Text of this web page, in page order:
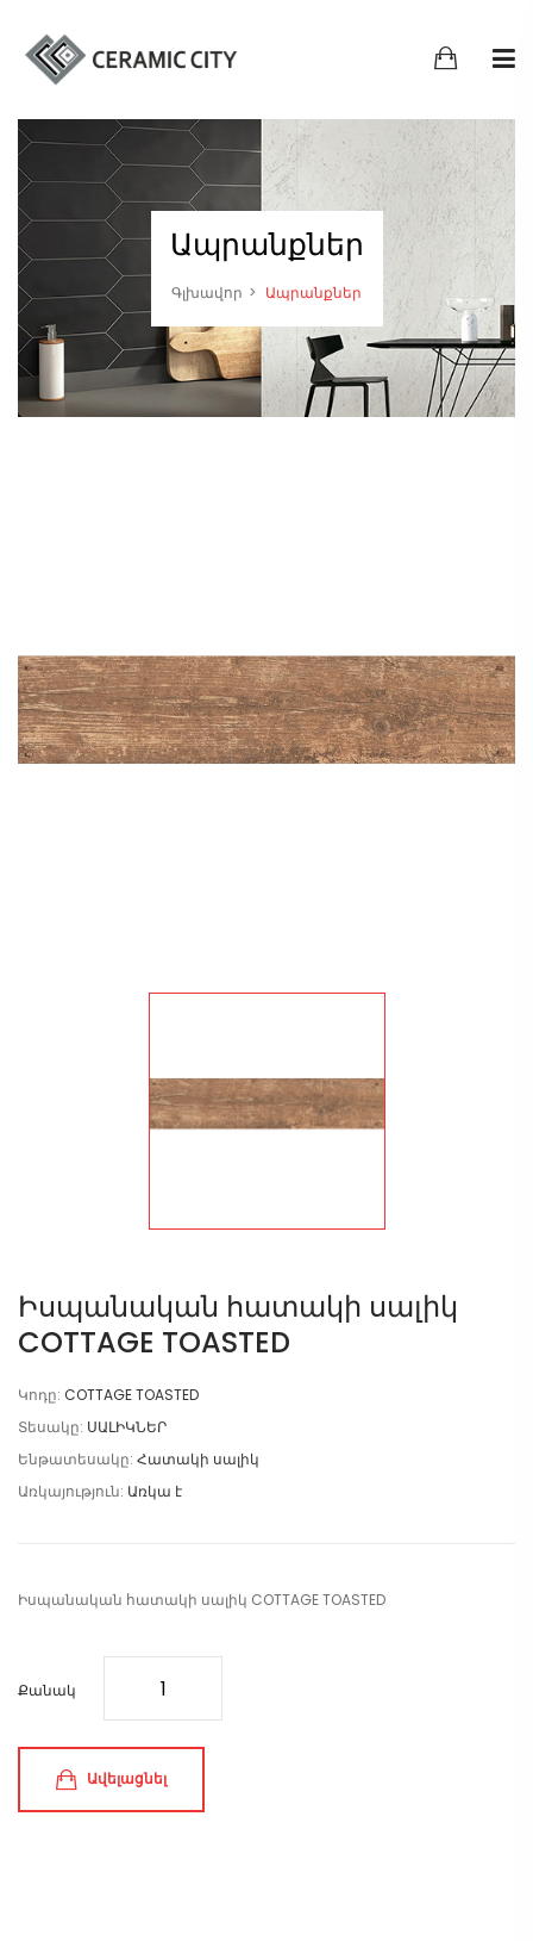
Ապրանքներ
Գլխավոր Ապրանքներ
Իսպանական հատակի սալիկ
COTTAGE TOASTED
Կոդը: COTTAGE TOASTED
Տեսակը: ՍԱԼԻԿՆԵՐ
Ենթատեսակը: Հատակի սալիկ
Առկայություն: Առկա է
Իսպանական հատակի սալիկ COTTAGE TOASTED
Քանակ
Ավելացնել